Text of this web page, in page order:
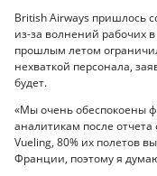
British Airways пришлось
из-за волнений рабочих
прошлым летом
нехваткой персонала,
будет.
«Мы очень обеспокоены
аналитикам после
Vueling, 80% их полетов
Франции, поэтому я